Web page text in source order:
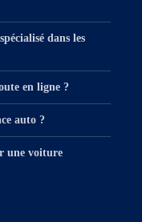
dans les
en ligne ?
auto ?
une voiture